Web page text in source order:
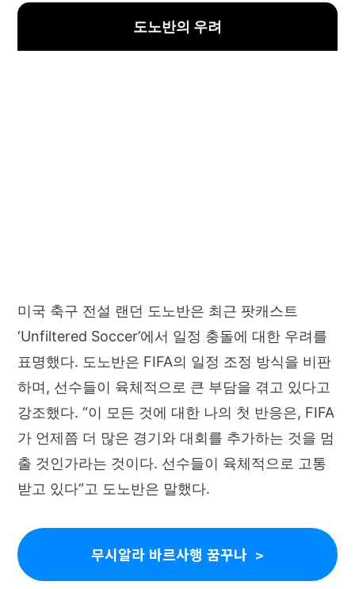
도노반의 우려
미국 축구 전설 랜던 도노반은 최근 팟캐스트
‘Unfiltered Soccer’에서 일정 충돌에 대한 우려를
표명했다. 도노반은 FIFA의 일정 조정 방식을 비판
하며, 선수들이 육체적으로 큰 부담을 겪고 있다고
강조했다. “이 모든 것에 대한 나의 첫 반응은, FIFA
가 언제쯤 더 많은 경기와 대회를 추가하는 것을 멈
출 것인가라는 것이다. 선수들이 육체적으로 고통
받고 있다”고 도노반은 말했다.
무시알라 바르사행 꿈꾸나